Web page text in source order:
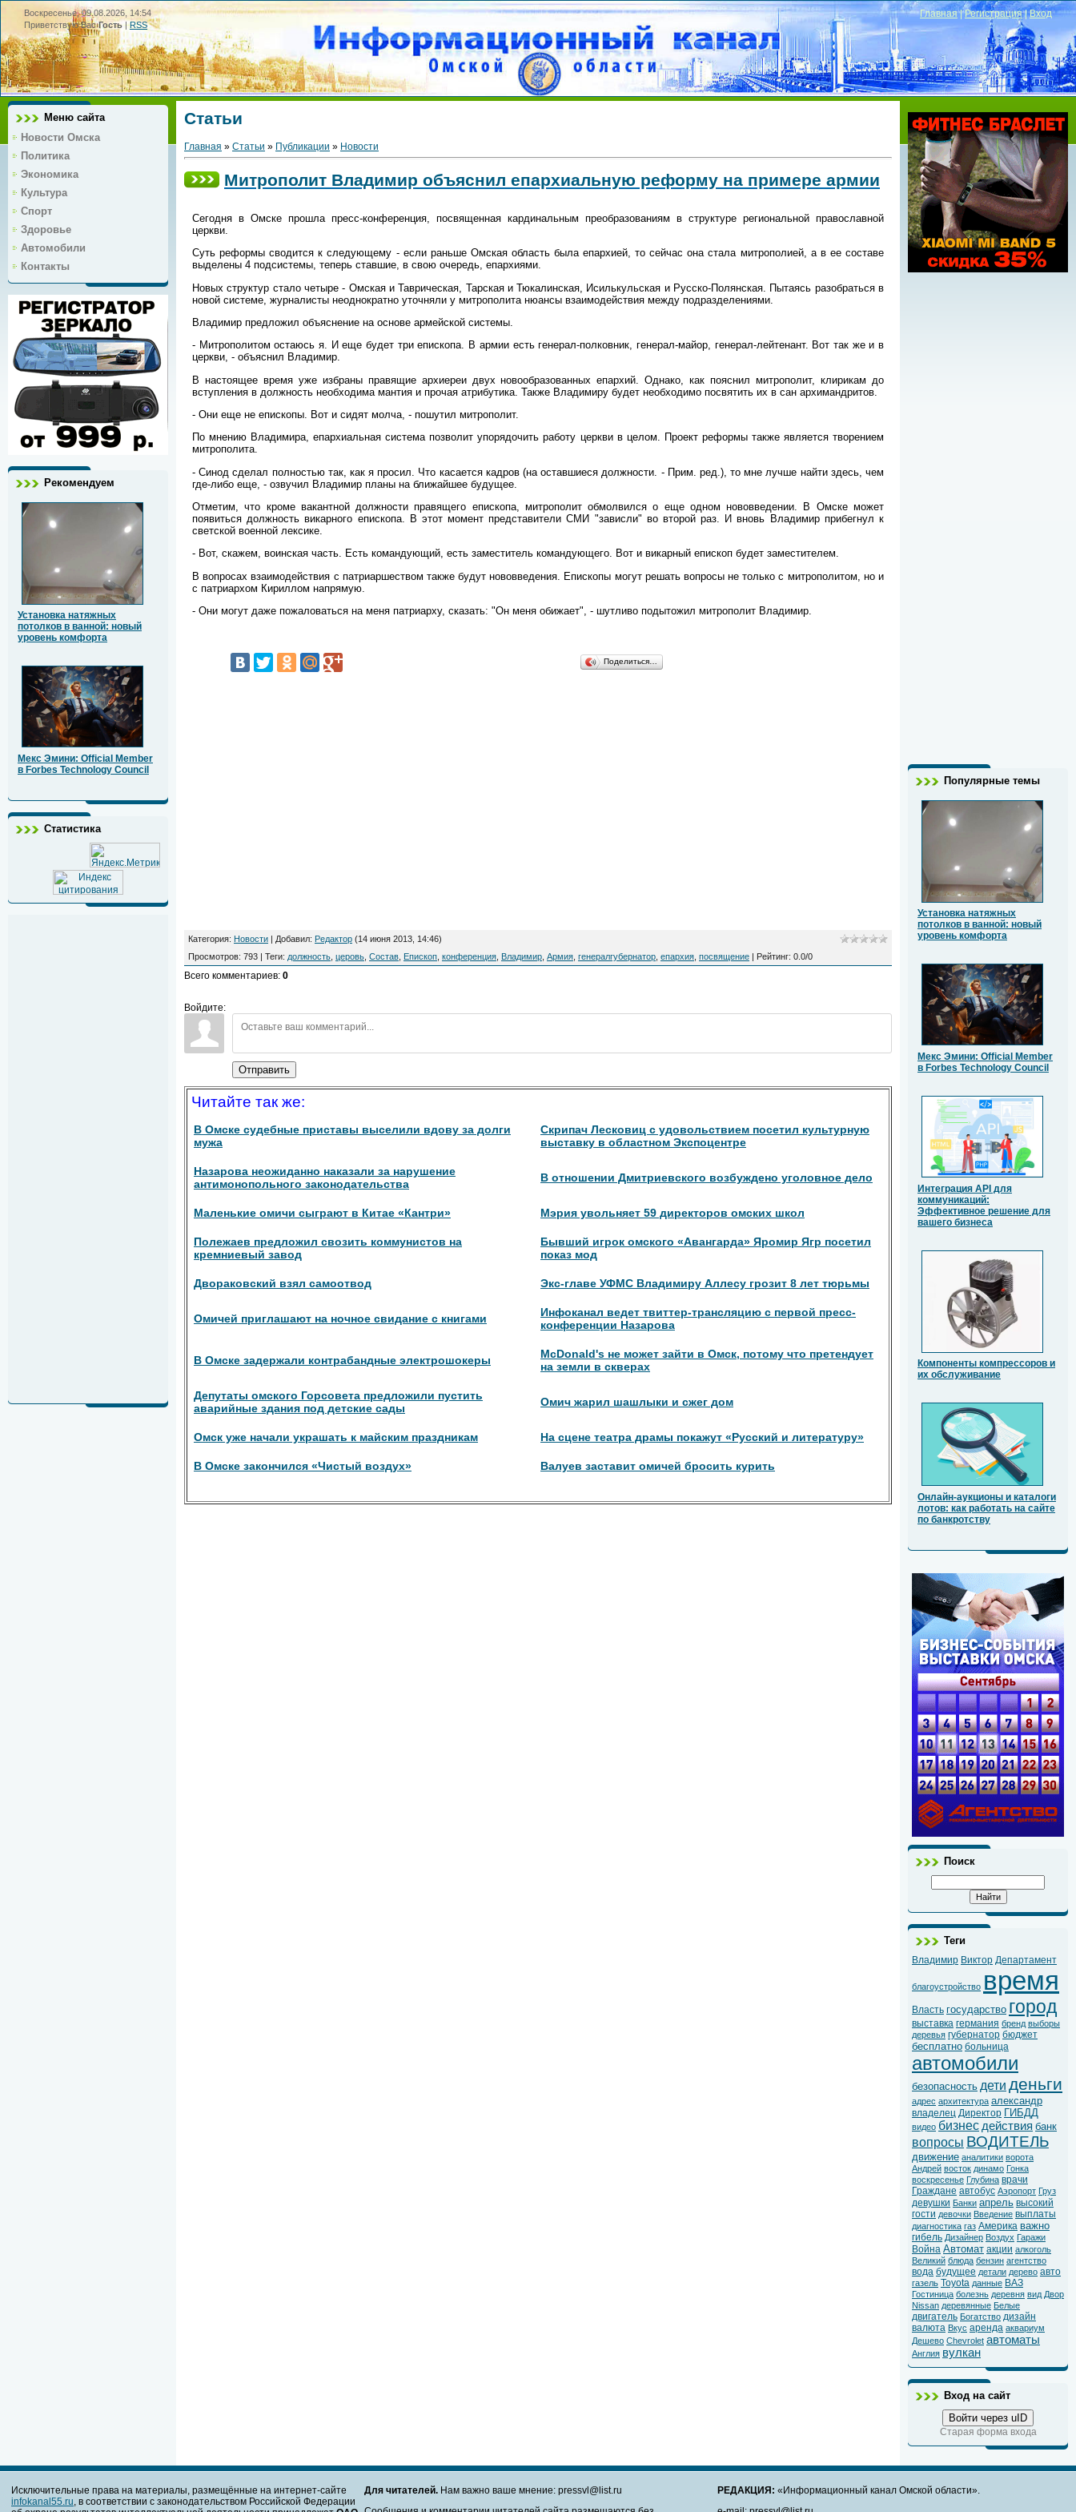
Воскресенье, 09.08.2026, 14:54
Приветствую Вас Гость|RSS
Главная|Регистрация|Вход
Меню сайта
Новости Омска
Политика
Экономика
Культура
Спорт
Здоровье
Автомобили
Контакты
Рекомендуем
Установка натяжных
потолков в ванной: новый
уровень комфорта
Мекс Эмини: Official Member
в Forbes Technology Council
Статистика
Статьи
Главная » Статьи » Публикации » Новости
Митрополит Владимир объяснил епархиальную реформу на примере армии
Сегодня в Омске прошла пресс-конференция, посвященная кардинальным преобразованиям в структуре региональной православной
церкви.
Суть реформы сводится к следующему - если раньше Омская область была епархией, то сейчас она стала митрополией, а в ее составе
выделены 4 подсистемы, теперь ставшие, в свою очередь, епархиями.
Новых структур стало четыре - Омская и Таврическая, Тарская и Тюкалинская, Исилькульская и Русско-Полянская. Пытаясь разобраться в
новой системе, журналисты неоднократно уточняли у митрополита нюансы взаимодействия между подразделениями.
Владимир предложил объяснение на основе армейской системы.
- Митрополитом остаюсь я. И еще будет три епископа. В армии есть генерал-полковник, генерал-майор, генерал-лейтенант. Вот так же и в
церкви, - объяснил Владимир.
В настоящее время уже избраны правящие архиереи двух новообразованных епархий. Однако, как пояснил митрополит, клирикам до
вступления в должность необходима мантия и прочая атрибутика. Также Владимиру будет необходимо посвятить их в сан архимандритов.
- Они еще не епископы. Вот и сидят молча, - пошутил митрополит.
По мнению Владимира, епархиальная система позволит упорядочить работу церкви в целом. Проект реформы также является творением
митрополита.
- Синод сделал полностью так, как я просил. Что касается кадров (на оставшиеся должности. - Прим. ред.), то мне лучше найти здесь, чем
где-либо еще, - озвучил Владимир планы на ближайшее будущее.
Отметим, что кроме вакантной должности правящего епископа, митрополит обмолвился о еще одном нововведении. В Омске может
появиться должность викарного епископа. В этот момент представители СМИ "зависли" во второй раз. И вновь Владимир прибегнул к
светской военной лексике.
- Вот, скажем, воинская часть. Есть командующий, есть заместитель командующего. Вот и викарный епископ будет заместителем.
В вопросах взаимодействия с патриаршеством также будут нововведения. Епископы могут решать вопросы не только с митрополитом, но и
с патриархом Кириллом напрямую.
- Они могут даже пожаловаться на меня патриарху, сказать: "Он меня обижает", - шутливо подытожил митрополит Владимир.
Поделиться…
Категория: Новости | Добавил: Редактор (14 июня 2013, 14:46)
Просмотров: 793 | Теги: должность церовь Состав Епископ конференция Владимир Армия генералгубернатор епархия посвящение | Рейтинг: 0.0/0
Всего комментариев: 0
Войдите:
Отправить
Читайте так же:
В Омске судебные приставы выселили вдову за долги
мужа
Скрипач Лесковиц с удовольствием посетил культурную
выставку в областном Экспоцентре
Назарова неожиданно наказали за нарушение
антимонопольного законодательства
В отношении Дмитриевского возбуждено уголовное дело
Маленькие омичи сыграют в Китае «Кантри» Мэрия увольняет 59 директоров омских школ
Полежаев предложил свозить коммунистов на
кремниевый завод
Бывший игрок омского «Авангарда» Яромир Ягр посетил
показ мод
Двораковский взял самоотвод Экс-главе УФМС Владимиру Аллесу грозит 8 лет тюрьмы
Омичей приглашают на ночное свидание с книгами
Инфоканал ведет твиттер-трансляцию с первой пресс-
конференции Назарова
В Омске задержали контрабандные электрошокеры
McDonald's не может зайти в Омск, потому что претендует
на земли в скверах
Депутаты омского Горсовета предложили пустить
аварийные здания под детские сады
Омич жарил шашлыки и сжег дом
Омск уже начали украшать к майским праздникам На сцене театра драмы покажут «Русский и литературу»
В Омске закончился «Чистый воздух» Валуев заставит омичей бросить курить
Популярные темы
Установка натяжных
потолков в ванной: новый
уровень комфорта
Мекс Эмини: Official Member
в Forbes Technology Council
Интеграция API для
коммуникаций:
Эффективное решение для
вашего бизнеса
Компоненты компрессоров и
их обслуживание
Онлайн-аукционы и каталоги
лотов: как работать на сайте
по банкротству
Поиск
Теги
Владимир Виктор Департамент
благоустройство время
Власть государство город
выставка германия бренд выборы
деревья губернатор бюджет
бесплатно больница
автомобили
безопасность дети деньги
адрес архитектура александр
владелец Директор ГИБДД
видео бизнесдействия банк
вопросы ВОДИТЕЛЬ
движение аналитики ворота
Андрей восток динамо Гонка
воскресенье Глубина врачи
Граждане автобус Аэропорт Груз
девушки Банки апрель высокий
гости девочки Введение выплаты
диагностика газ Америка важно
гибель Дизайнер Воздух Гаражи
Война Автомат акции алкоголь
Великий блюда бензин агентство
вода будущее детали дерево авто
газель Toyota данные ВАЗ
Гостиница болезнь деревня вид Двор
Nissan деревянные Белые
двигатель Богатство дизайн
валюта Вкус аренда аквариум
Дешево Chevrolet автоматы
Англия вулкан
Вход на сайт
Войти через uID
Старая форма входа
Исключительные права на материалы, размещённые на интернет-сайте
infokanal55.ru, в соответствии с законодательством Российской Федерации
Для читателей. Нам важно ваше мнение: pressvl@list.ru
РЕДАКЦИЯ: «Информационный канал Омской области».